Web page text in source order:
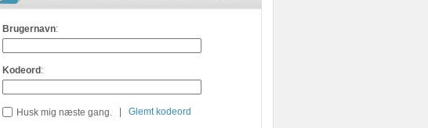
Brugernavn:
Kodeord :
Husk mig næste gang. Glemt kodeord